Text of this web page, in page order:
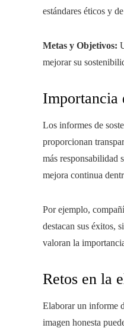
estándares éticos y
Metas y Objetivos:
mejorar su
Importancia
Los informes de
proporcionan
más responsabilidad
mejora continua
Por ejemplo,
destacan sus éxitos,
valoran la
Retos en la
Elaborar un informe
imagen honesta